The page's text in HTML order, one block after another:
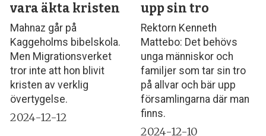
vara äkta kristen
Mahnaz går på
Kaggeholms bibelskola.
Men Migrationsverket
tror inte att hon blivit
kristen av verklig
övertygelse.
2024-12-12
upp sin tro
Rektorn Kenneth
Mattebo: Det behövs
unga människor och
familjer som tar sin tro
på allvar och bär upp
församlingarna där man
finns.
2024-12-10